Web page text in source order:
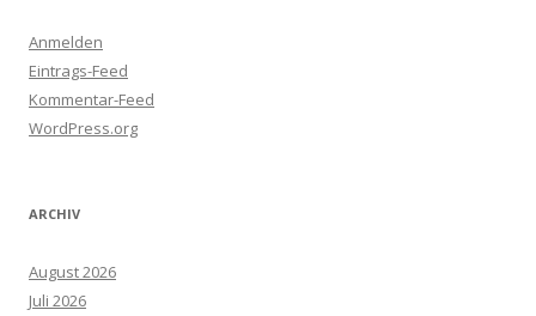
Anmelden
Eintrags-Feed
Kommentar-Feed
WordPress.org
ARCHIV
August 2026
Juli 2026